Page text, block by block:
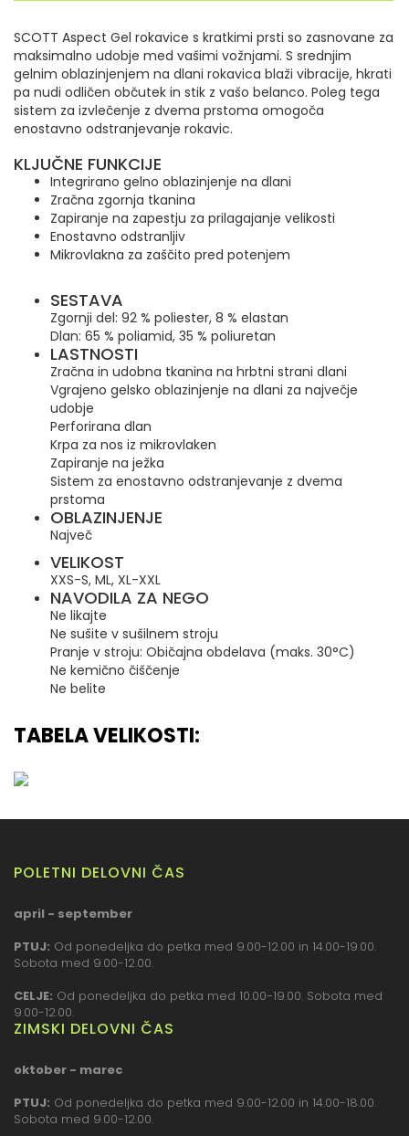
SCOTT Aspect Gel rokavice s kratkimi prsti so zasnovane za
maksimalno udobje med vašimi vožnjami. S srednjim
gelnim oblazinjenjem na dlani rokavica blaži vibracije, hkrati
pa nudi odličen občutek in stik z vašo belanco. Poleg tega
sistem za izvlečenje z dvema prstoma omogoča
enostavno odstranjevanje rokavic.
KLJUČNE FUNKCIJE
Integrirano gelno oblazinjenje na dlani
Zračna zgornja tkanina
Zapiranje na zapestju za prilagajanje velikosti
Enostavno odstranljiv
Mikrovlakna za zaščito pred potenjem
SESTAVA
Zgornji del: 92 % poliester, 8 % elastan
Dlan: 65 % poliamid, 35 % poliuretan
LASTNOSTI
Zračna in udobna tkanina na hrbtni strani dlani
Vgrajeno gelsko oblazinjenje na dlani za največje
udobje
Perforirana dlan
Krpa za nos iz mikrovlaken
Zapiranje na ježka
Sistem za enostavno odstranjevanje z dvema
prstoma
OBLAZINJENJE
Največ
VELIKOST
XXS-S, ML, XL-XXL
NAVODILA ZA NEGO
Ne likajte
Ne sušite v sušilnem stroju
Pranje v stroju: Običajna obdelava (maks. 30°C)
Ne kemično čiščenje
Ne belite
TABELA VELIKOSTI:
POLETNI DELOVNI ČAS
april - september
PTUJ: Od ponedeljka do petka med 9.00-12.00 in 14.00-19.00.
Sobota med 9.00-12.00.
CELJE: Od ponedeljka do petka med 10.00-19.00. Sobota med
9.00-12.00.
ZIMSKI DELOVNI ČAS
oktober - marec
PTUJ: Od ponedeljka do petka med 9.00-12.00 in 14.00-18.00.
Sobota med 9.00-12.00.